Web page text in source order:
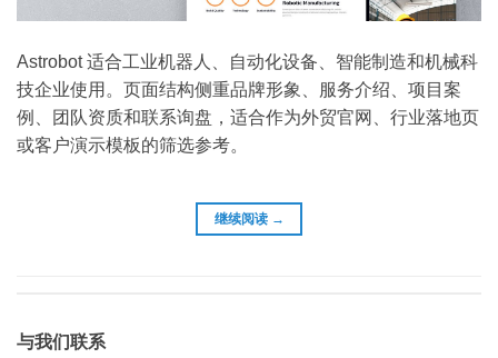
Astrobot 适合工业机器人、自动化设备、智能制造和机械科
技企业使用。页面结构侧重品牌形象、服务介绍、项目案
例、团队资质和联系询盘，适合作为外贸官网、行业落地页
或客户演示模板的筛选参考。
继续阅读 →
与我们联系